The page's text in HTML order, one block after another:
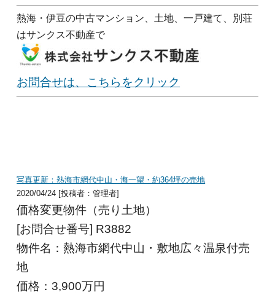
熱海・伊豆の中古マンション、土地、一戸建て、別荘
はサンクス不動産で
お問合せは、こちらをクリック
写真更新：熱海市網代中山・海一望・約364坪の売地
2020/04/24 [投稿者：管理者]
価格変更物件（売り土地）
[お問合せ番号] R3882
物件名：熱海市網代中山・敷地広々温泉付売
地
価格：3,900万円